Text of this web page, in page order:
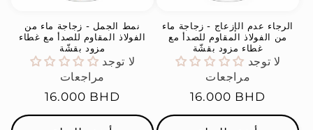
نمط الجمل - زجاجة ماء من
الفولاذ المقاوم للصدأ مع غطاء
مزود بقشّة
لا توجد
مراجعات
السعر
العادي
16.000 BHD
الرجاء عدم الإزعاج - زجاجة ماء
من الفولاذ المقاوم للصدأ مع
غطاء مزود بقشّة
لا توجد
مراجعات
السعر
العادي
16.000 BHD